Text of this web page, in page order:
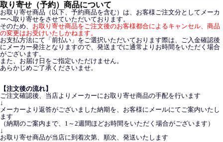
取り寄せ（予約）商品について
お取り寄せ商品（以下、予約商品を含む）は、お客様ご注文分としてメーカ
ーへ取り寄せをさせていただいております。
そのため、 お取り寄せ商品をご注文後のお客様都合によるキャンセル、商品
の変更はお受けいたしかねます。
お支払方法にて「前払い」をご選択いただいております際は、ご入金確認後
にメーカー発注となりますので、発送までに通常よりお時間をいただく場合
がございます。
また、お届け日をご指定いただけません。
あらかじめご了承くださいませ。
【注文後の流れ】
ご注文確認後、当店よりメーカーにお取り寄せ商品の手配を行います
↓
メーカーより返答がございました納期を、お客様にメールにてご案内いたし
ます
（納期のご案内まで、1～2週間ほどお時間をいただく場合がございます）
↓
お取り寄せ商品が当店に到着次第、順次、発送いたします